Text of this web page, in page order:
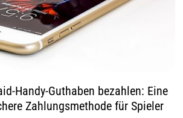
Handy-Guthaben bezahlen: Eine
Zahlungsmethode für Spieler